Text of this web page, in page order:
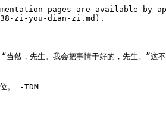
pages are available by
zi-you-dian-zi.md).
然，先生。我会把事情干好的，先生。”这
。 -TDM